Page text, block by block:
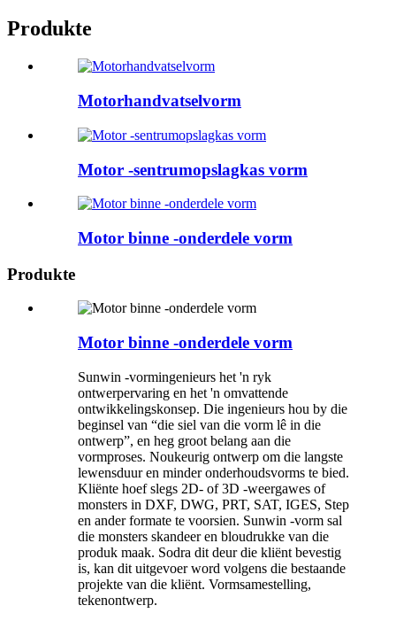
Produkte
Motorhandvatselvorm
Motor -sentrumopslagkas vorm
Motor binne -onderdele vorm
Produkte
Motor binne -onderdele vorm
Sunwin -vormingenieurs het 'n ryk
ontwerpervaring en het 'n omvattende
ontwikkelingskonsep. Die ingenieurs hou by die
beginsel van “die siel van die vorm lê in die
ontwerp”, en heg groot belang aan die
vormproses. Noukeurig ontwerp om die langste
lewensduur en minder onderhoudsvorms te bied.
Kliënte hoef slegs 2D- of 3D -weergawes of
monsters in DXF, DWG, PRT, SAT, IGES, Step
en ander formate te voorsien. Sunwin -vorm sal
die monsters skandeer en bloudrukke van die
produk maak. Sodra dit deur die kliënt bevestig
is, kan dit uitgevoer word volgens die bestaande
projekte van die kliënt. Vormsamestelling,
tekenontwerp.